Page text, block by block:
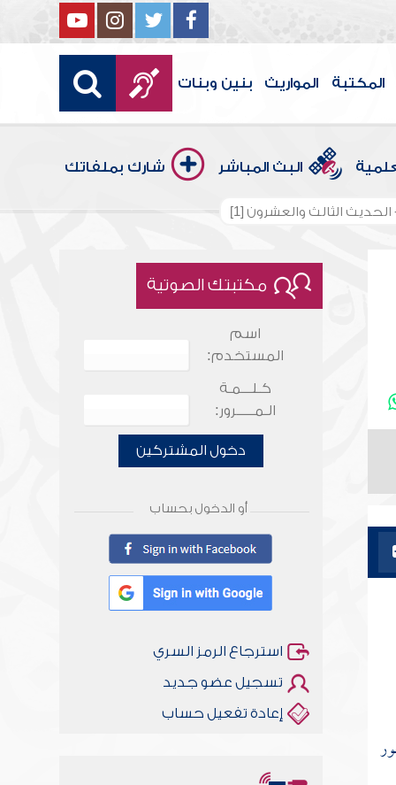
المكتبة المواريث بنين وبنات
البث المباشر شارك بملفاتك
الحديث الثالث والعشرون [1]
مكتبتك الصوتية
اسم
المستخدم:
كـلـــمـة
الـمـــــرور:
دخول المشتركين
أو الدخول بحساب
استرجاع الرمز السري
تسجيل عضو جديد
إعادة تفعيل حساب